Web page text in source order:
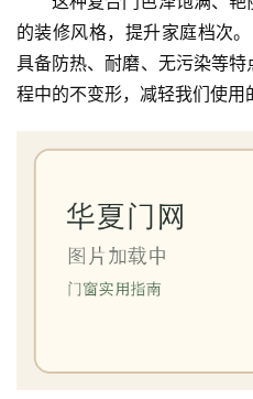
的装修风格，提升家庭档次
具备防热、耐磨、无污染等
程中的不变形，减轻我们使用